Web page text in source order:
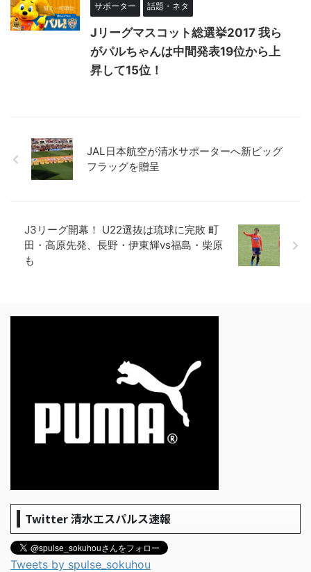
サポーター 話題・ネタ
Jリーグマスコット総選挙2017 我ら
がパルちゃんは中間発表19位から上
昇して15位！
JAL日本航空が清水サポーターへ新ビッグ
フラッグを贈呈
J3リーグ開幕！ U22選抜は琉球に完敗 町
田・高原先発、長野・伊東輝vs福島・柴原
も
Twitter 清水エスパルス速報
Tweets by spulse_sokuhou